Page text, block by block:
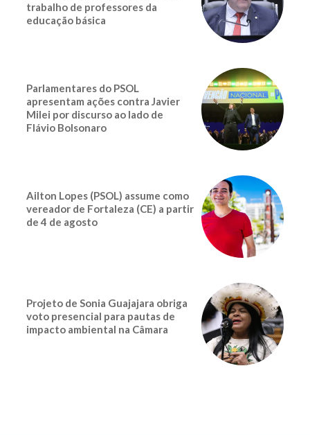
trabalho de professores da
educação básica
Parlamentares do PSOL
apresentam ações contra Javier
Milei por discurso ao lado de
Flávio Bolsonaro
Ailton Lopes (PSOL) assume como
vereador de Fortaleza (CE) a partir
de 4 de agosto
Projeto de Sonia Guajajara obriga
voto presencial para pautas de
impacto ambiental na Câmara